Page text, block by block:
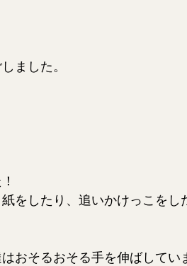
ました。
をしたり、追いかけっこをし
おそるおそる手を伸ばしてい